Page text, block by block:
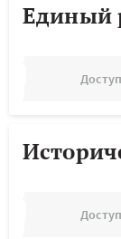
Единый